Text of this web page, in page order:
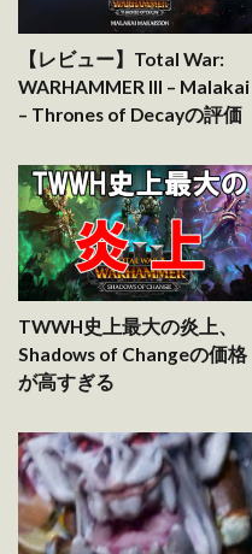
【レビュー】Total War:
WARHAMMER III – Malakai
– Thrones of Decayの評価
TWWH史上最大の炎上、
Shadows of Changeの価格
が高すぎる